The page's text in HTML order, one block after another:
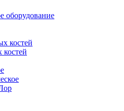
оборудование
костей
костей